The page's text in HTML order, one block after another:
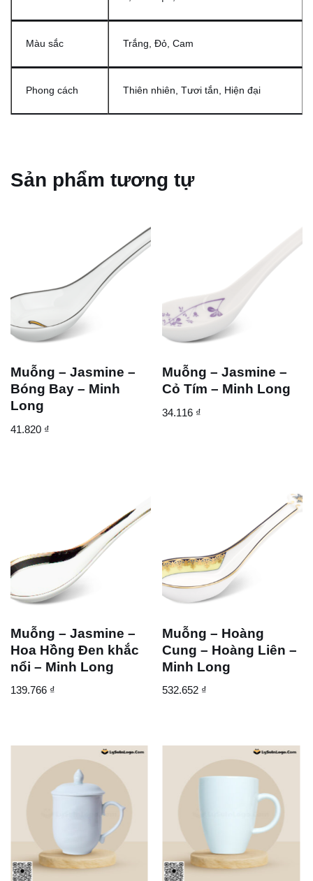
Màu sắc Trắng, Đỏ, Cam
Phong cách Thiên nhiên, Tươi tắn, Hiện đại
Sản phẩm tương tự
Muỗng – Jasmine –
Bóng Bay – Minh
Long
41.820 ₫
Muỗng – Jasmine –
Cỏ Tím – Minh Long
34.116 ₫
Muỗng – Jasmine –
Hoa Hồng Đen khắc
nổi – Minh Long
139.766 ₫
Muỗng – Hoàng
Cung – Hoàng Liên –
Minh Long
532.652 ₫